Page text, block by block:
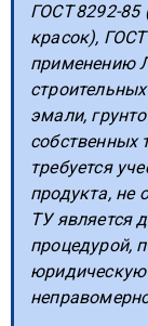
ГОСТ 8292-85
красок),
применению
эмали,
собственных
требуется
продукта, не
ТУ является
процедурой,